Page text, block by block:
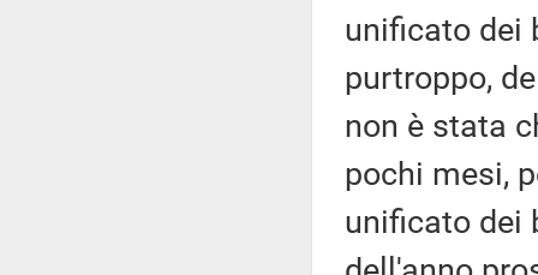
unificato dei
purtroppo,
non è stata
pochi mesi,
unificato dei